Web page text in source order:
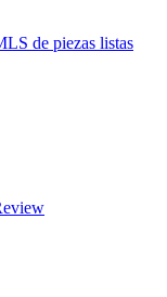
de piezas listas